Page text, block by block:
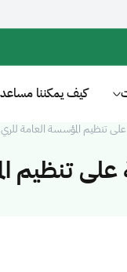
كيف يمكننا
على تنظيم المؤسسة العامة للري
على تنظيم